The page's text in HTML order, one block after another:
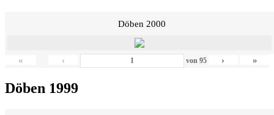
Döben 2000
« ‹ von 95 › »
Döben 1999